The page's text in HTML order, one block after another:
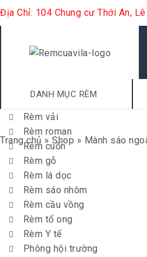
Địa Chỉ: 104 Chung cư Thới An,
DANH MỤC RÈM
Rèm vải
Rèm roman
Rèm cuốn
Rèm gỗ
Rèm lá dọc
Rèm sáo nhôm
Rèm cầu vồng
Rèm tổ ong
Rèm Y tế
Phông hội trường
Trang chủ » Shop » Mành sáo